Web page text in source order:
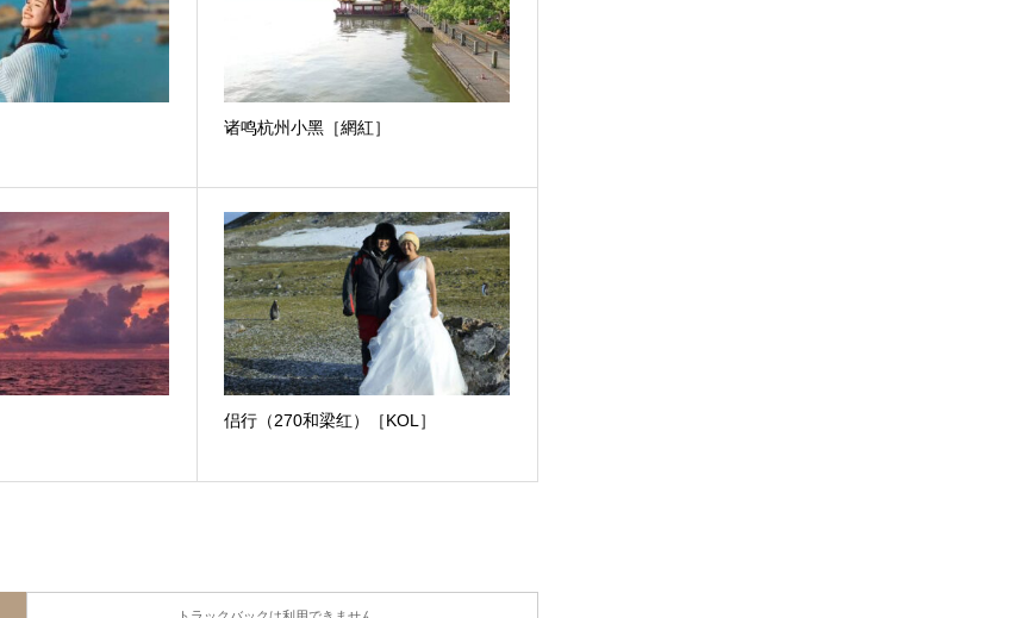
诸鸣杭州小黑［網紅］
侣行（270和梁红）［KOL］